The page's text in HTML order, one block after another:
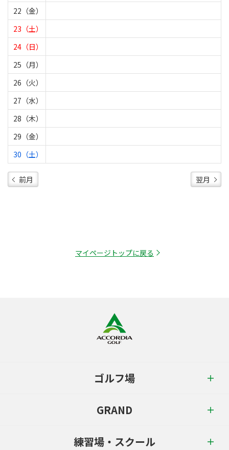
22（金）
23（土）
24（日）
25（月）
26（火）
27（水）
28（木）
29（金）
30（土）
前月 翌月
マイページトップに戻る
ゴルフ場
GRAND
練習場・スクール